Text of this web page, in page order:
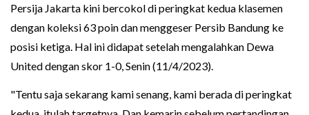
Persija Jakarta kini bercokol di peringkat kedua klasemen
dengan koleksi 63 poin dan menggeser Persib Bandung ke
posisi ketiga. Hal ini didapat setelah mengalahkan Dewa
United dengan skor 1-0, Senin (11/4/2023).
"Tentu saja sekarang kami senang, kami berada di peringkat